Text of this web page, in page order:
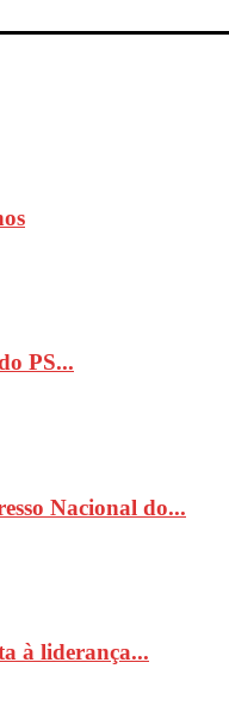
PS...
Nacional do...
à liderança...